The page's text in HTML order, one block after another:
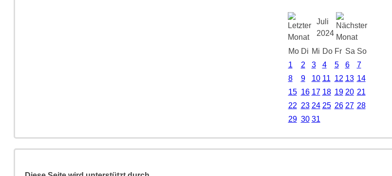
Juli
2024
Mo Di Mi Do Fr Sa So
1
2 3 4 5 6
7
8
9 10 11 12 13 14
15 16 17 18 19 20 21
22 23 24 25 26 27 28
29 30 31